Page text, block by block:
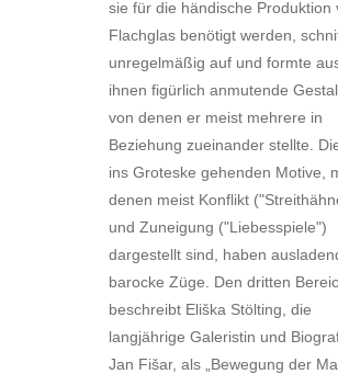
sie für die händische Produktion
Flachglas benötigt werden,
unregelmäßig auf und formte
ihnen figürlich anmutende
von denen er meist mehrere in
Beziehung zueinander stellte.
ins Groteske gehenden Motive,
denen meist Konflikt
und Zuneigung ("Liebesspiele")
dargestellt sind, haben
barocke Züge. Den dritten
beschreibt Eliška Stölting, die
langjährige Galeristin und
Jan Fišar, als „Bewegung der